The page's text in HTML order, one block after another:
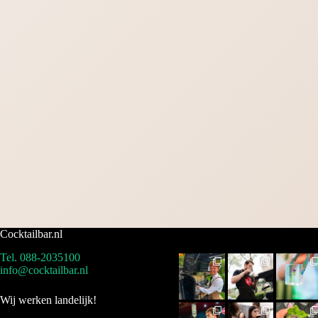
Cocktailbar.nl
Tel. 088-2035100
info@cocktailbar.nl
Wij werken landelijk!